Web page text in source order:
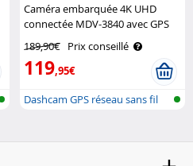
Caméra embarquée 4K UHD
connectée MDV-3840 avec GPS
et capteur Sony Navgear
189,90€ Prix conseillé
119,95€
Dashcam GPS réseau sans fil